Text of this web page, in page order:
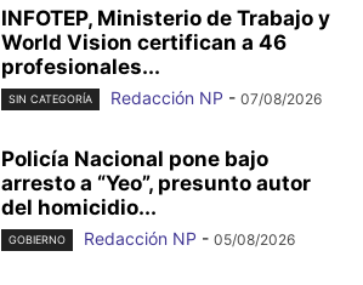
INFOTEP, Ministerio de Trabajo y
World Vision certifican a 46
profesionales...
SIN CATEGORÍA Redacción NP - 07/08/2026
Policía Nacional pone bajo
arresto a “Yeo”, presunto autor
del homicidio...
GOBIERNO Redacción NP - 05/08/2026